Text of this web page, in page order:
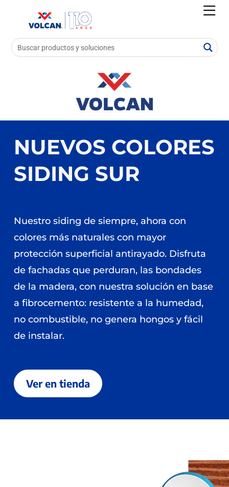
NUEVOS COLORES
SIDING SUR
Nuestro siding de siempre, ahora con
colores más naturales con mayor
protección superficial antirayado. Disfruta
de fachadas que perduran, las bondades
de la madera, con nuestra solución en base
a fibrocemento: resistente a la humedad,
no combustible, no genera hongos y fácil
de instalar.
Ver en tienda